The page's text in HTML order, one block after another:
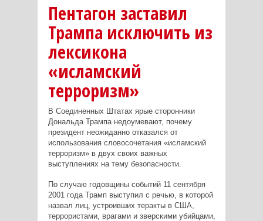
Пентагон заставил
Трампа исключить из
лексикона
«исламский
терроризм»
В Соединенных Штатах ярые сторонники
Дональда Трампа недоумевают, почему
президент неожиданно отказался от
использования словосочетания «исламский
терроризм» в двух своих важных
выступлениях на тему безопасности.
По случаю годовщины событий 11 сентября
2001 года Трамп выступил с речью, в которой
назвал лиц, устроивших теракты в США,
террористами, врагами и зверскими убийцами,